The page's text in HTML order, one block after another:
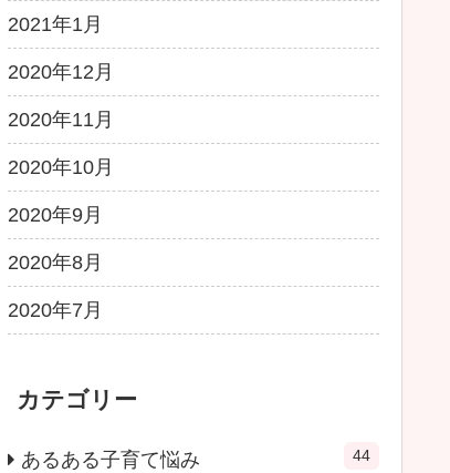
2021年1月
2020年12月
2020年11月
2020年10月
2020年9月
2020年8月
2020年7月
カテゴリー
あるある子育て悩み 44